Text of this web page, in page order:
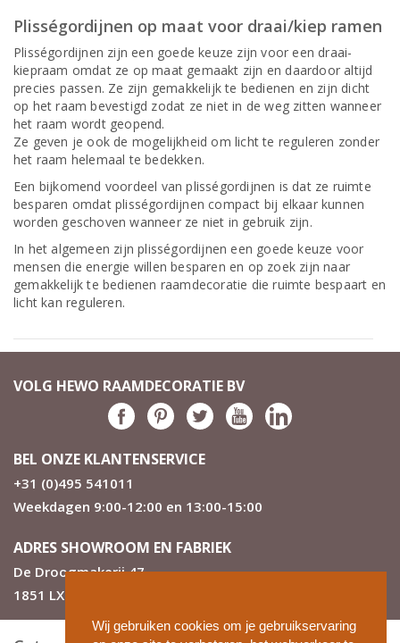
Wij gebruiken cookies om je gebruikservaring
Plisségordijnen op maat voor draai/kiep ramen
Plisségordijnen zijn een goede keuze zijn voor een draai-
kiepraam omdat ze op maat gemaakt zijn en daardoor altijd
precies passen. Ze zijn gemakkelijk te bedienen en zijn dicht
op het raam bevestigd zodat ze niet in de weg zitten wanneer
het raam wordt geopend.
Ze geven je ook de mogelijkheid om licht te reguleren zonder
het raam helemaal te bedekken.
Een bijkomend voordeel van plisségordijnen is dat ze ruimte
besparen omdat plisségordijnen compact bij elkaar kunnen
worden geschoven wanneer ze niet in gebruik zijn.
In het algemeen zijn plisségordijnen een goede keuze voor
mensen die energie willen besparen en op zoek zijn naar
gemakkelijk te bedienen raamdecoratie die ruimte bespaart en
licht kan reguleren.
VOLG HEWO RAAMDECORATIE BV
BEL ONZE KLANTENSERVICE
+31 (0)495 541011
Weekdagen 9:00-12:00 en 13:00-15:00
ADRES SHOWROOM EN FABRIEK
De Droogmakerij 47
1851 LX Heiloo